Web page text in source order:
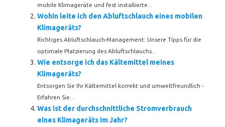
mobile Klimageräte und fest installierte...
Wohin leite ich den Abluftschlauch eines mobilen
Klimageräts?
Richtiges Abluftschlauch-Management: Unsere Tipps für die
optimale Platzierung des Abluftschlauchs...
Wie entsorge ich das Kältemittel meines
Klimageräts?
Entsorgen Sie Ihr Kältemittel korrekt und umweltfreundlich -
Erfahren Sie...
Was ist der durchschnittliche Stromverbrauch
eines Klimageräts im Jahr?